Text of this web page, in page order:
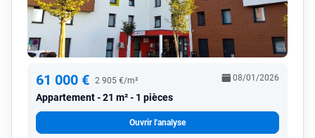
61 000 € 2 905 €/m²
Appartement 21 m² - 1 pièces
08/01/2026
Ouvrir l'analyse